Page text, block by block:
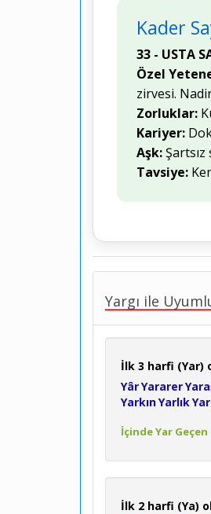
Kader
33 - USTA
Özel
zirvesi.
Zorluklar:
Kariyer:
Aşk:
Tavsiye:
Yargı ile
İlk 3 harfi (Yar)
YârYararer
YarkınYarlık
İçinde Yar
İlk 2 harfi (Ya)